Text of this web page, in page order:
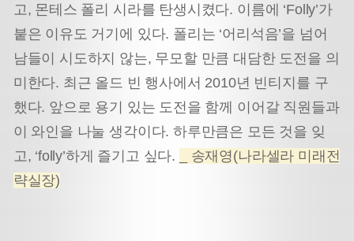
고, 몬테스 폴리 시라를 탄생시켰다. 이름에 ‘Folly’가
붙은 이유도 거기에 있다. 폴리는 ‘어리석음’을 넘어
남들이 시도하지 않는, 무모할 만큼 대담한 도전을 의
미한다. 최근 올드 빈 행사에서 2010년 빈티지를 구
했다. 앞으로 용기 있는 도전을 함께 이어갈 직원들과
이 와인을 나눌 생각이다. 하루만큼은 모든 것을 잊
고, ‘folly’하게 즐기고 싶다.
_ 송재영(나라셀라 미래전
략실장)